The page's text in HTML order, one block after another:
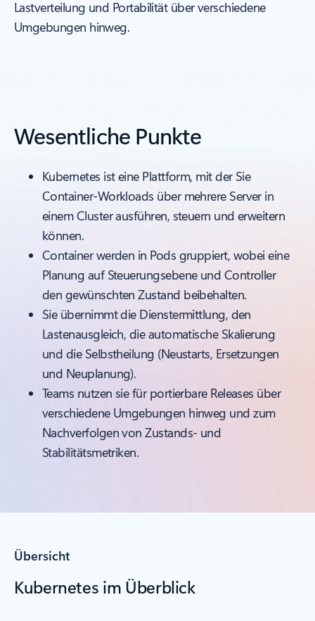
Lastverteilung und Portabilität über verschiedene
Umgebungen hinweg.
Wesentliche Punkte
Kubernetes ist eine Plattform, mit der Sie
Container-Workloads über mehrere Server in
einem Cluster ausführen, steuern und erweitern
können.
Container werden in Pods gruppiert, wobei eine
Planung auf Steuerungsebene und Controller
den gewünschten Zustand beibehalten.
Sie übernimmt die Dienstermittlung, den
Lastenausgleich, die automatische Skalierung
und die Selbstheilung (Neustarts, Ersetzungen
und Neuplanung).
Teams nutzen sie für portierbare Releases über
verschiedene Umgebungen hinweg und zum
Nachverfolgen von Zustands- und
Stabilitätsmetriken.
Übersicht
Kubernetes im Überblick